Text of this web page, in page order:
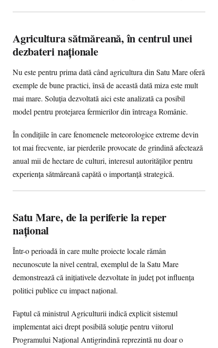
Agricultura sătmăreană, în centrul unei
dezbateri naționale
Nu este pentru prima dată când agricultura din Satu Mare oferă
exemple de bune practici, însă de această dată miza este mult
mai mare. Soluția dezvoltată aici este analizată ca posibil
model pentru protejarea fermierilor din întreaga Românie.
În condițiile în care fenomenele meteorologice extreme devin
tot mai frecvente, iar pierderile provocate de grindină afectează
anual mii de hectare de culturi, interesul autorităților pentru
experiența sătmăreană capătă o importanță strategică.
Satu Mare, de la periferie la reper
național
Într-o perioadă în care multe proiecte locale rămân
necunoscute la nivel central, exemplul de la Satu Mare
demonstrează că inițiativele dezvoltate în județ pot influența
politici publice cu impact național.
Faptul că ministrul Agriculturii indică explicit sistemul
implementat aici drept posibilă soluție pentru viitorul
Programului Național Antigrindină reprezintă nu doar o